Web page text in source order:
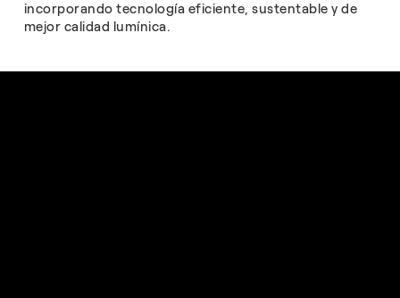
incorporando tecnología eficiente, sustentable y de
mejor calidad lumínica.